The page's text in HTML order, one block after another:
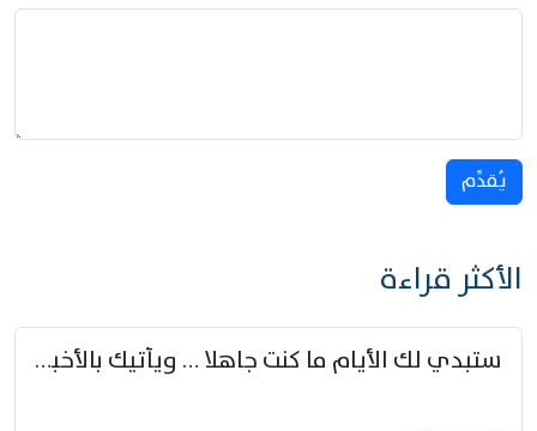
يُقدِّم
الأكثر قراءة
ستبدي لك الأيام ما كنت جاهلا … ويأتيك بالأخبار من لم تزوّد